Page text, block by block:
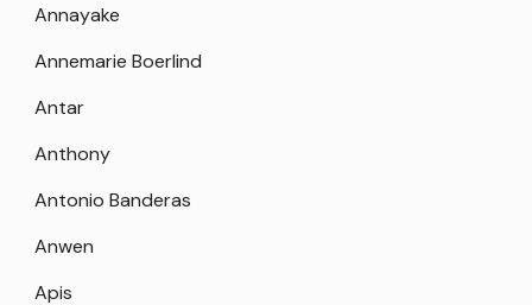
Annayake
Annemarie Boerlind
Antar
Anthony
Antonio Banderas
Anwen
Apis